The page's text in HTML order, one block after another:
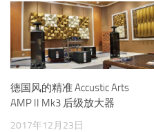
德国风的精准 Accustic Arts
AMP II Mk3 后级放大器
2017年12月23日